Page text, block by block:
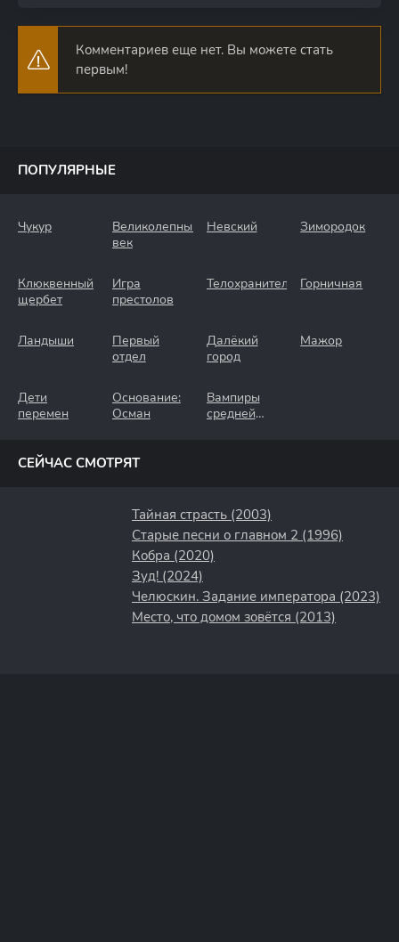
Комментариев еще нет. Вы можете стать
первым!
ПОПУЛЯРНЫЕ
Чукур
Великолепный
век
Невский Зимородок
Клюквенный
щербет
Игра
престолов
Телохранители Горничная
Ландыши
Первый
отдел
Далёкий
город
Мажор
Дети
перемен
Основание:
Осман
Вампиры
средней
СЕЙЧАС СМОТРЯТ
Тайная страсть (2003)
Старые песни о главном 2 (1996)
Кобра (2020)
Зуд! (2024)
Челюскин. Задание императора (2023)
Место, что домом зовётся (2013)